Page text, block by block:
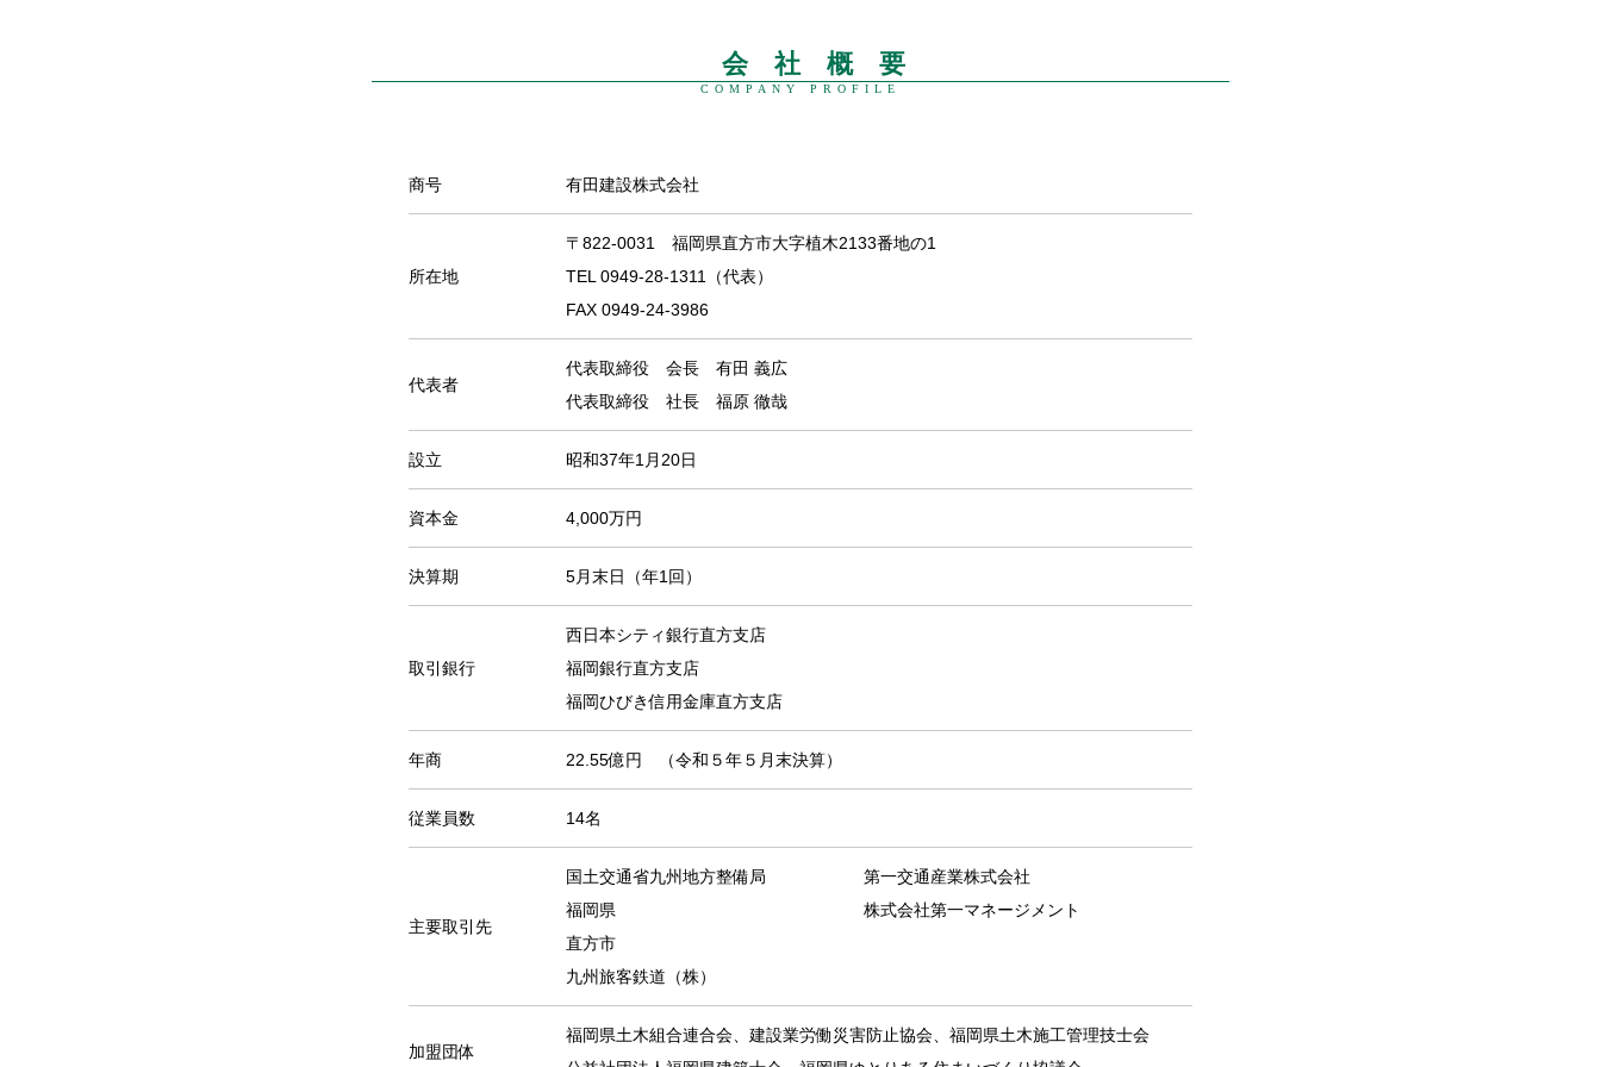
会 社 概 要
COMPANY PROFILE
商号 有田建設株式会社
所在地
〒822-0031 福岡県直方市大字植木2133番地の1
TEL 0949-28-1311（代表）
FAX 0949-24-3986
代表者
代表取締役 会長 有田 義広
代表取締役 社長 福原 徹哉
設立 昭和37年1月20日
資本金 4,000万円
決算期 5月末日（年1回）
取引銀行
西日本シティ銀行直方支店
福岡銀行直方支店
福岡ひびき信用金庫直方支店
年商 22.55億円 （令和５年５月末決算）
従業員数 14名
主要取引先
国土交通省九州地方整備局
福岡県
直方市
九州旅客鉄道（株）
第一交通産業株式会社
株式会社第一マネージメント
加盟団体
福岡県土木組合連合会、建設業労働災害防止協会、福岡県土木施工管理技士会